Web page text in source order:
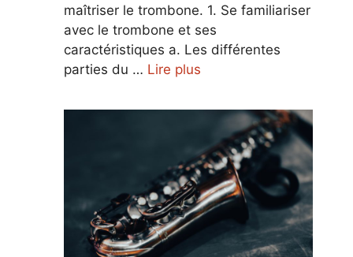
maîtriser le trombone. 1. Se familiariser
avec le trombone et ses
caractéristiques a. Les différentes
parties du … Lire plus